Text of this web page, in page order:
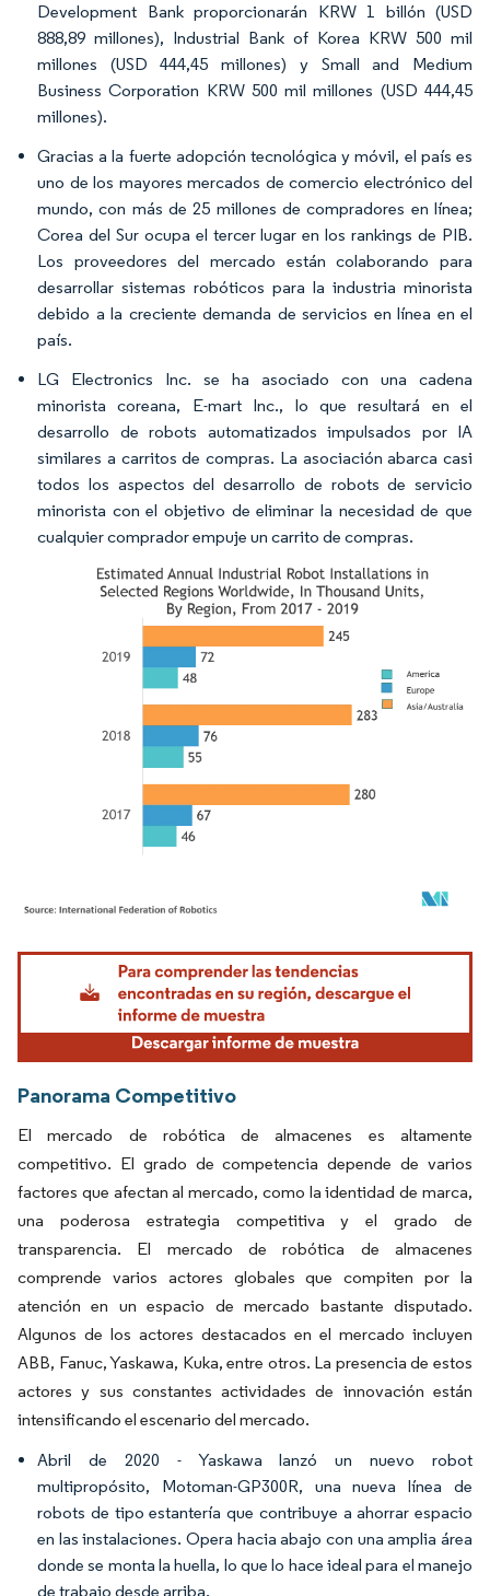
Development Bank proporcionarán KRW 1 billón (USD
888,89 millones), Industrial Bank of Korea KRW 500 mil
millones (USD 444,45 millones) y Small and Medium
Business Corporation KRW 500 mil millones (USD 444,45
millones).
Gracias a la fuerte adopción tecnológica y móvil, el país es
uno de los mayores mercados de comercio electrónico del
mundo, con más de 25 millones de compradores en línea;
Corea del Sur ocupa el tercer lugar en los rankings de PIB.
Los proveedores del mercado están colaborando para
desarrollar sistemas robóticos para la industria minorista
debido a la creciente demanda de servicios en línea en el
país.
LG Electronics Inc. se ha asociado con una cadena
minorista coreana, E-mart Inc., lo que resultará en el
desarrollo de robots automatizados impulsados por IA
similares a carritos de compras. La asociación abarca casi
todos los aspectos del desarrollo de robots de servicio
minorista con el objetivo de eliminar la necesidad de que
cualquier comprador empuje un carrito de compras.
Imagen © Mordor Intelligence. El uso requiere atribución según CC BY 4.0.
Panorama Competitivo
El mercado de robótica de almacenes es altamente
competitivo. El grado de competencia depende de varios
factores que afectan al mercado, como la identidad de marca,
una poderosa estrategia competitiva y el grado de
transparencia. El mercado de robótica de almacenes
comprende varios actores globales que compiten por la
atención en un espacio de mercado bastante disputado.
Algunos de los actores destacados en el mercado incluyen
ABB, Fanuc, Yaskawa, Kuka, entre otros. La presencia de estos
actores y sus constantes actividades de innovación están
intensificando el escenario del mercado.
Abril de 2020 - Yaskawa lanzó un nuevo robot
multipropósito, Motoman-GP300R, una nueva línea de
robots de tipo estantería que contribuye a ahorrar espacio
en las instalaciones. Opera hacia abajo con una amplia área
donde se monta la huella, lo que lo hace ideal para el manejo
de trabajo desde arriba.